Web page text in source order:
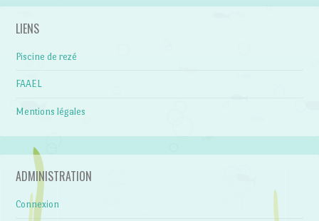
LIENS
Piscine de rezé
FAAEL
Mentions légales
ADMINISTRATION
Connexion